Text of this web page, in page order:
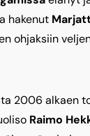
hakenut
ohjaksiin
2006 alkaen
Raimo